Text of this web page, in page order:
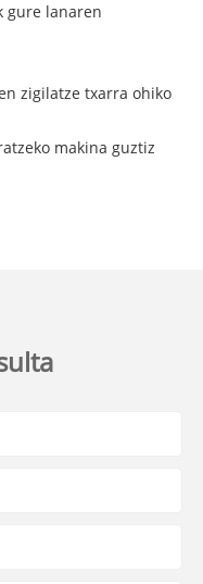
gure lanaren
zigilatze txarra ohiko
makina guztiz